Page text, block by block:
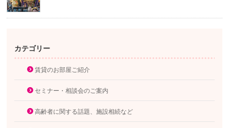
カテゴリー
賃貸のお部屋ご紹介
セミナー・相談会のご案内
高齢者に関する話題、施設相続など